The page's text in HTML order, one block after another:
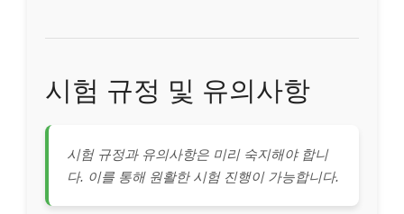
시험 규정 및 유의사항
시험 규정과 유의사항은 미리 숙지해야 합니
다. 이를 통해 원활한 시험 진행이 가능합니다.